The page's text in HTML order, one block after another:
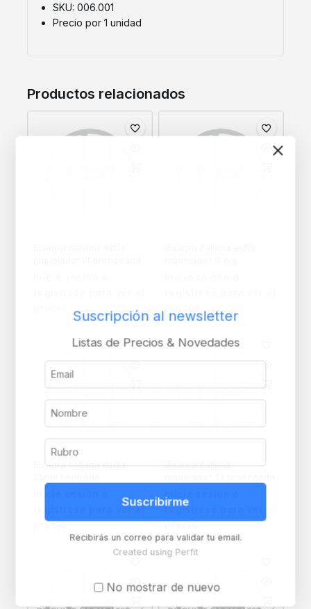
SKU: 006.001
Precio por 1 unidad
Productos relacionados
Bisagra italiana mixta
regístrese para ver el
precio
Bisagra italiana
Inicie sesión o
regístrese para ver el
precio
Suscripción al newsletter
Listas de Precios & Novedades
Suscribirme
Recibirás un correo para validar tu email.
Created using Perfit
No mostrar de nuevo